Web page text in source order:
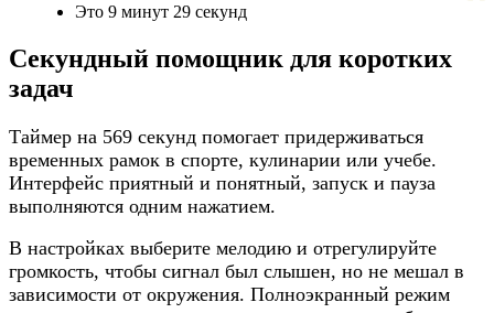
Это 9 минут 29 секунд
Секундный помощник для коротких
задач
Таймер на 569 секунд помогает придерживаться
временных рамок в спорте, кулинарии или учебе.
Интерфейс приятный и понятный, запуск и пауза
выполняются одним нажатием.
В настройках выберите мелодию и отрегулируйте
громкость, чтобы сигнал был слышен, но не мешал в
зависимости от окружения. Полноэкранный режим